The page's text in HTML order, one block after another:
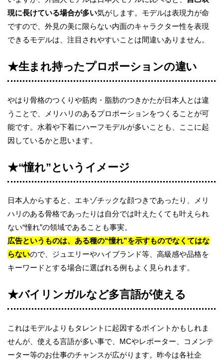
現に長けている場合が多い気がします。モデルは表現力が命
ですので、外見の美に限らない内面のキャラクター性を表現
できるモデルは、注目されやすいことは間違いありません。
★生まれ持ったプロポーションの違い
やはり骨格のつくりや筋肉・脂肪のつきかたが日本人とは違
うことで、メリハリのあるプロポーションをつくることが可
能です。水着や下着にハーフモデルが多いことも、ここに起
因しているかと思います。
★“憧れ”というイメージ
日本人からすると、エキゾチックな顔つきであったり、メリ
ハリのある骨格であったりは自分では叶えたくても叶えられ
ない“憧れ”の領域であることも事実。
広告というものは、ある種の“憧れ”を示すものでなくてはな
らないので、ジュエリーやハイブランド等、高級感や品格を
キーワードとする場合に選ばれる例もよく見られます。
★バイリンガルなど多言語が使える
これはモデルよりもタレントに起因するポイントかもしれま
せんが、使える言語が多い事で、MCやレポーター、コメンテ
ーター等のお仕事のチャンスが広がります。昨今は各社企